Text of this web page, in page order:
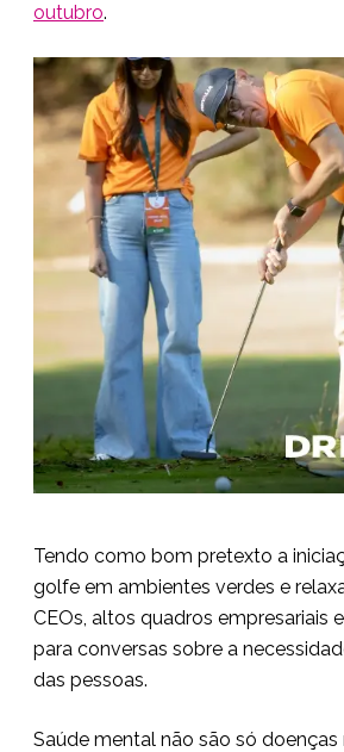
outubro.
Tendo como bom pretexto a
golfe em ambientes verdes e
CEOs, altos quadros empresariais
para conversas sobre a
das pessoas.
Saúde mental não são só doenças